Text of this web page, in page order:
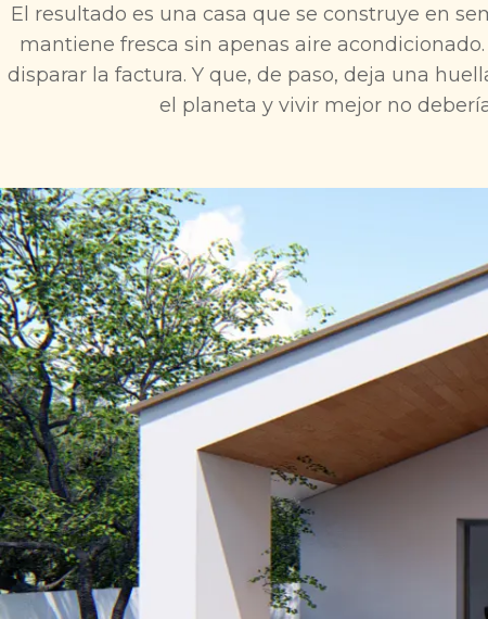
El resultado es una casa que se construye en
mantiene fresca sin apenas aire
disparar la factura. Y que, de paso, deja una
el planeta y vivir mejor no